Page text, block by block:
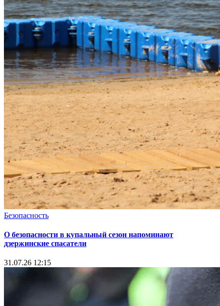
Безопасность
О безопасности в купальный сезон напоминают
дзержинские спасатели
31.07.26 12:15